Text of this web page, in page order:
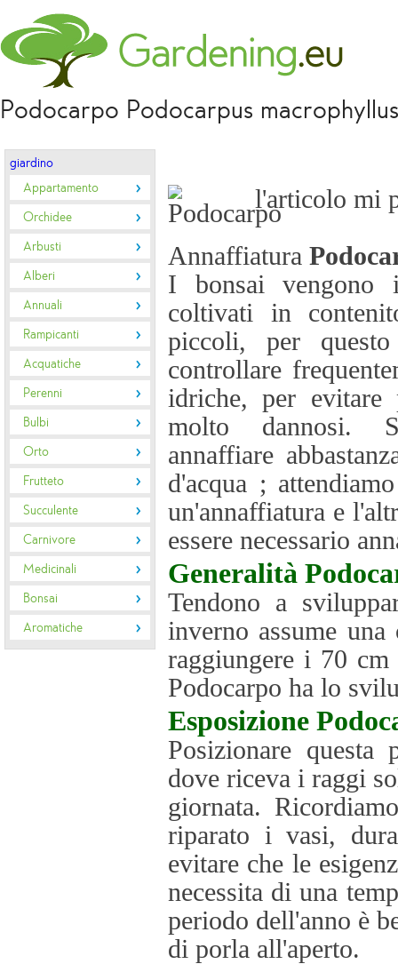
Podocarpo Podocarpus macrophyllus
giardino
Appartamento
Orchidee
Arbusti
Alberi
Annuali
Rampicanti
Acquatiche
Perenni
Bulbi
Orto
Frutteto
Succulente
Carnivore
Medicinali
Bonsai
Aromatiche
l'articolo mi
Annaffiatura
I bonsai vengono
coltivati in
piccoli, per
controllare
idriche, per
molto dannosi.
annaffiare
d'acqua ;
un'annaffiatura e
essere necessario
Generalità
Tendono a
inverno assume
raggiungere i 70
Podocarpo ha lo
Esposizione
Posizionare questa
dove riceva i raggi
giornata.
riparato i vasi,
evitare che le
necessita di una
periodo dell'anno è
di porla all'aperto.